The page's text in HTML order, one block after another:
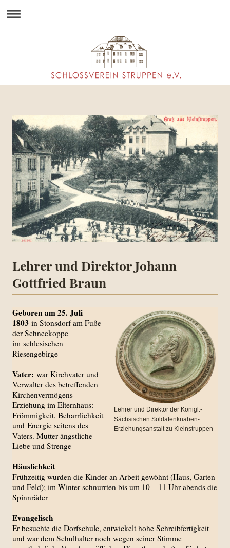
Lehrer und Direktor Johann
Gottfried Braun
Lehrer und Direktor der Königl.-
Sächsischen Soldatenknaben-
Erziehungsanstalt zu Kleinstruppen
Geboren am 25. Juli
1803 in Stonsdorf am Fuße
der Schneekoppe
im schlesischen
Riesengebirge
Vater: war Kirchvater und
Verwalter des betreffenden
Kirchenvermögens
Erziehung im Elternhaus:
Frömmigkeit, Beharrlichkeit
und Energie seitens des
Vaters. Mutter ängstliche
Liebe und Strenge
Häuslichkeit
Frühzeitig wurden die Kinder an Arbeit gewöhnt (Haus, Garten
und Feld); im Winter schnurrten bis um 10 – 11 Uhr abends die
Spinnräder
Evangelisch
Er besuchte die Dorfschule, entwickelt hohe Schreibfertigkeit
und war dem Schulhalter noch wegen seiner Stimme